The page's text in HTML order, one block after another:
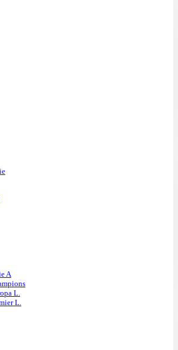
A
L.
L.